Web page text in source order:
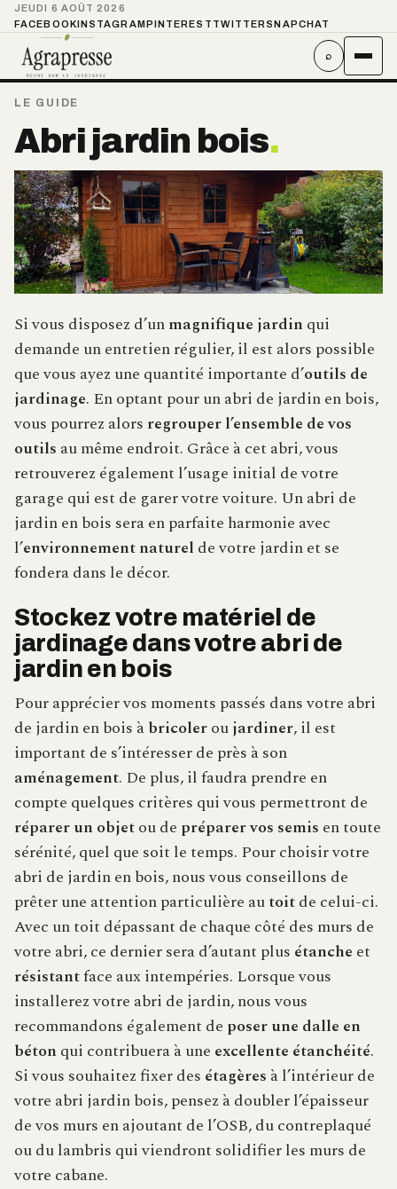
JEUDI 6 AOÛT 2026
FACEBOOKINSTAGRAMPINTEREST TWITTER SNAPCHAT
⌕
LE GUIDE
Abri jardin bois.
Si vous disposez d’unmagnifique jardinqui
demande un entretien régulier, il est alors possible
que vous ayez une quantité importante d’outils de
jardinage. En optant pour un abri de jardin en bois,
vous pourrez alors regrouper l’ensemble de vos
outils au même endroit. Grâce à cet abri, vous
retrouverez également l’usage initial de votre
garage qui est de garer votre voiture. Un abri de
jardin en bois sera en parfaite harmonie avec
l’environnement naturel de votre jardin et se
fondera dans le décor.
Stockez votre matériel de
jardinage dans votre abri de
jardin en bois
Pour apprécier vos moments passés dans votre abri
de jardin en bois àbricoleroujardiner, il est
important de s’intéresser de près à son
aménagement. De plus, il faudra prendre en
compte quelques critères qui vous permettront de
réparer un objetou de préparer vos semis en toute
sérénité, quel que soit le temps. Pour choisir votre
abri de jardin en bois, nous vous conseillons de
prêter une attention particulière autoitde celui-ci.
Avec un toit dépassant de chaque côté des murs de
votre abri, ce dernier sera d’autant plus étanche et
résistantface aux intempéries. Lorsque vous
installerez votre abri de jardin, nous vous
recommandons également de poser une dalle en
bétonqui contribuera à une excellente étanchéité.
Si vous souhaitez fixer des étagères à l’intérieur de
votre abri jardin bois, pensez à doubler l’épaisseur
de vos murs en ajoutant de l’OSB, du contreplaqué
ou du lambris qui viendront solidifier les murs de
votre cabane.